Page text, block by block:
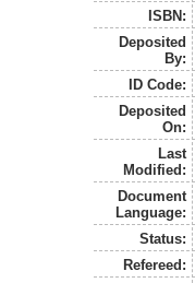
ISBN:
Deposited
By:
ID Code:
Deposited
On:
Last
Modified:
Document
Language:
Status:
Refereed: